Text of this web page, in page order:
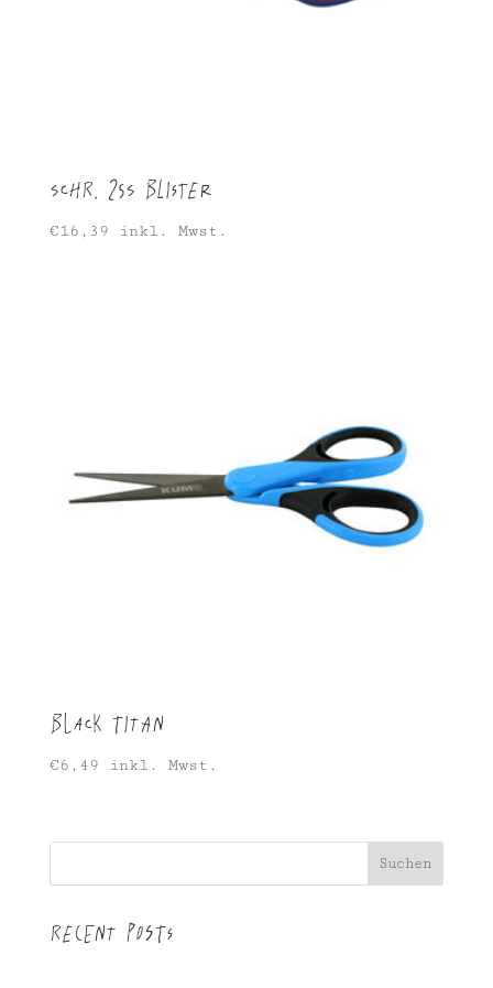
SCHR. 25S Blister
€16,39 inkl. Mwst.
Black Titan
€6,49 inkl. Mwst.
Suchen
Recent Posts